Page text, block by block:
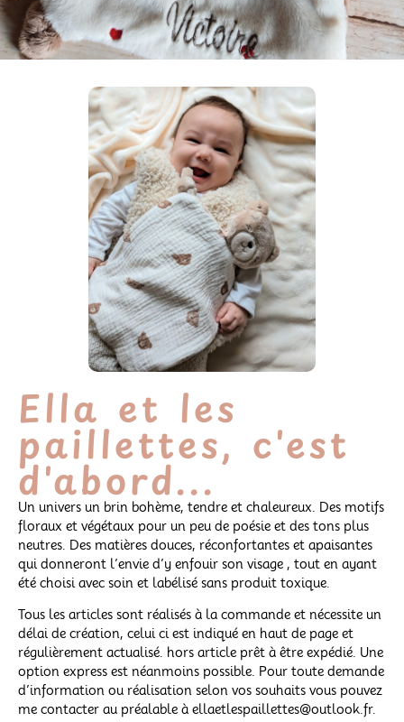
Ella et les
paillettes, c'est
d'abord...
Un univers un brin bohème, tendre et chaleureux. Des motifs
floraux et végétaux pour un peu de poésie et des tons plus
neutres. Des matières douces, réconfortantes et apaisantes
qui donneront l’envie d’y enfouir son visage , tout en ayant
été choisi avec soin et labélisé sans produit toxique.
Tous les articles sont réalisés à la commande et nécessite un
délai de création, celui ci est indiqué en haut de page et
régulièrement actualisé. hors article prêt à être expédié. Une
option express est néanmoins possible. Pour toute demande
d’information ou réalisation selon vos souhaits vous pouvez
me contacter au préalable à ellaetlespaillettes@outlook.fr.